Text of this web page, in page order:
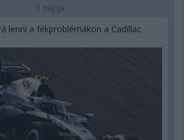
3 napja
lenni a fékproblémákon a Cadillac